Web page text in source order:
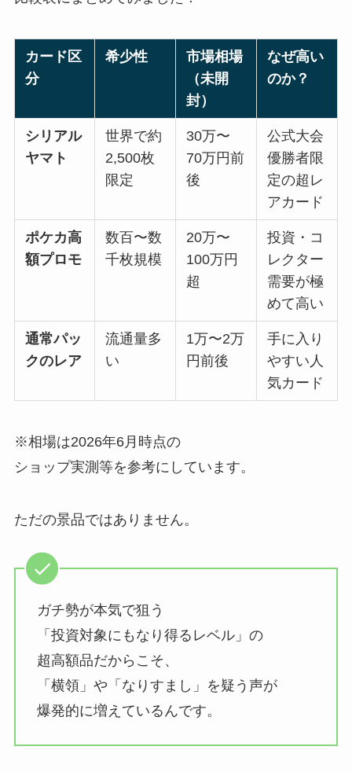
カード区
分
希少性
市場相場
（未開
封）
なぜ高い
のか？
シリアル
ヤマト
世界で約
2,500枚
限定
30万〜
70万円前
後
公式大会
優勝者限
定の超レ
アカード
ポケカ高
額プロモ
数百〜数
千枚規模
20万〜
100万円
超
投資・コ
レクター
需要が極
めて高い
通常パッ
クのレア
流通量多
い
1万〜2万
円前後
手に入り
やすい人
気カード
※相場は2026年6月時点の
ショップ実測等を参考にしています。
ただの景品ではありません。
ガチ勢が本気で狙う
「投資対象にもなり得るレベル」の
超高額品だからこそ、
「横領」や「なりすまし」を疑う声が
爆発的に増えているんです。